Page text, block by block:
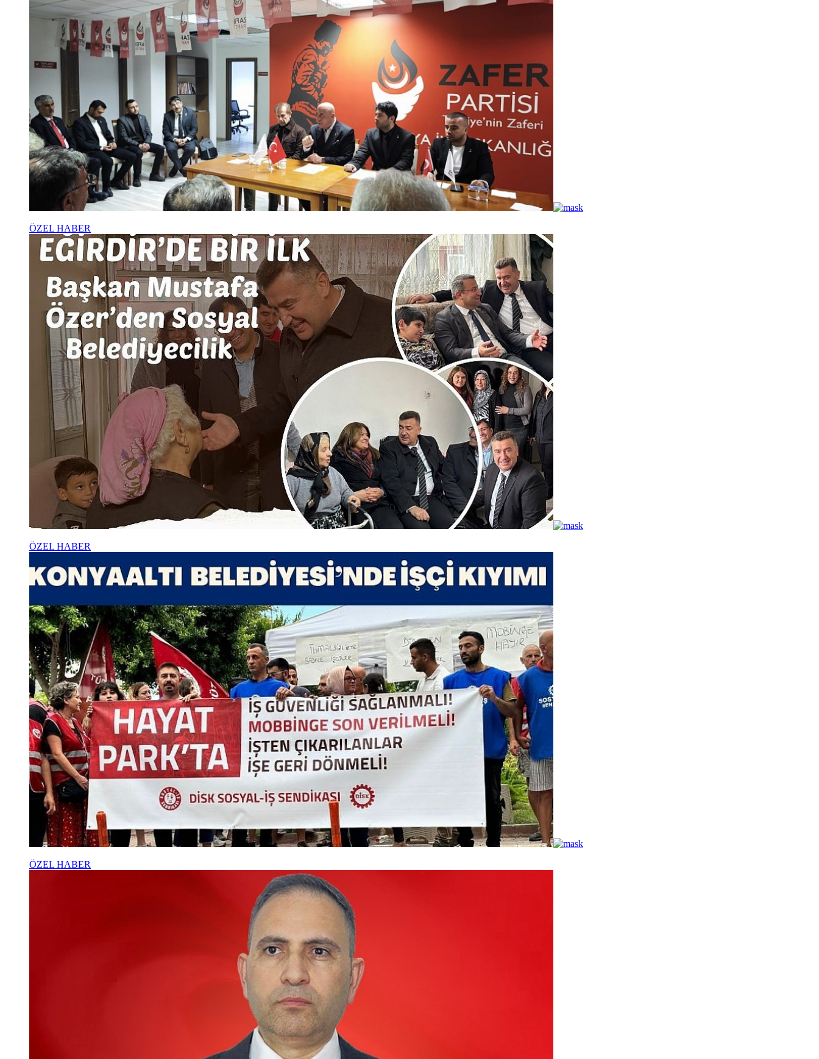
ÖZEL HABER
ÖZEL HABER
ÖZEL HABER